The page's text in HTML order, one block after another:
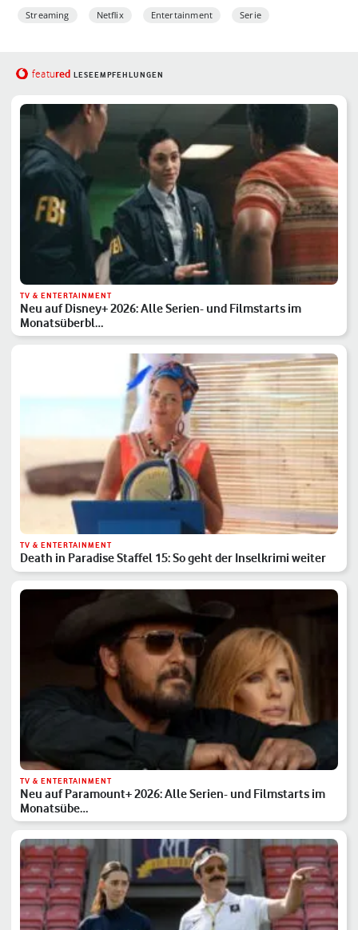
Streaming Netflix Entertainment Serie
featured LESEEMPFEHLUNGEN
TV & ENTERTAINMENT
Neu auf Disney+ 2026: Alle Serien- und Filmstarts im
Monatsüberbl…
TV & ENTERTAINMENT
Death in Paradise Staffel 15: So geht der Inselkrimi weiter
TV & ENTERTAINMENT
Neu auf Paramount+ 2026: Alle Serien- und Filmstarts im
Monatsübe…